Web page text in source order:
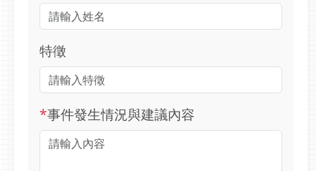
特徵
*事件發生情況與建議內容